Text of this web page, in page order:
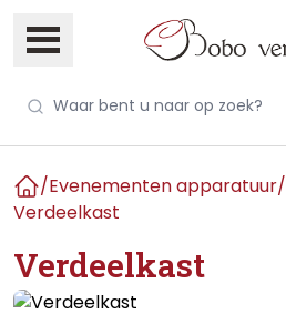
Home
/Evenementen apparatuur/
Verdeelkast
Verdeelkast